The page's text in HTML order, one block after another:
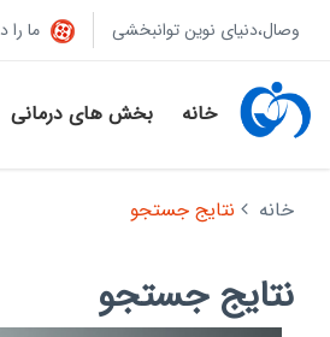
وصال،دنیای نوین توانبخشی ما را
خانه بخش های درمانی
خانه نتایج جستجو
نتایج جستجو